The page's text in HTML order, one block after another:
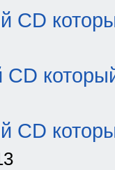
CD
CD